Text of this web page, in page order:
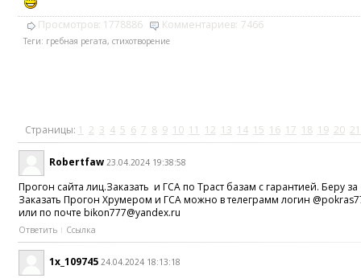
Просмотров: 1778886 Комментариев: 7466
Теги: гребная регата, стихотворение
Страницы: 1 2 3 4 5 6 7 8 9 10 11 12 13 14 15 16 17 18 19 20 21
Robertfaw 23.04.2024 19:38:58
Прогон сайта лиц.Заказать и ГСА по Траст базам с гарантией. Беру
Заказать Прогон Хрумером и ГСА можно в телеграмм логин
или по почте bikon777@yandex.ru
Ответить Ссылка
1x_109745 24.04.2024 18:13:18